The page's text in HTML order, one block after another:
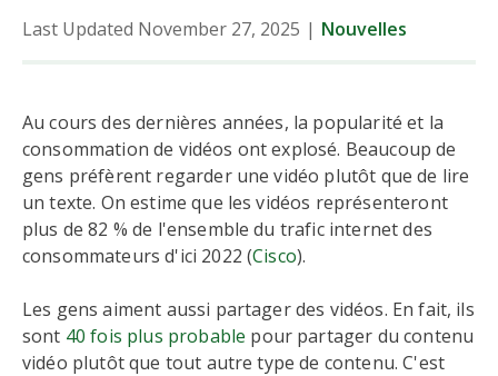
Last Updated November 27, 2025 | Nouvelles
Au cours des dernières années, la popularité et la
consommation de vidéos ont explosé. Beaucoup de
gens préfèrent regarder une vidéo plutôt que de lire
un texte. On estime que les vidéos représenteront
plus de 82 % de l'ensemble du trafic internet des
consommateurs d'ici 2022 (Cisco).
Les gens aiment aussi partager des vidéos. En fait, ils
sont 40 fois plus probable pour partager du contenu
vidéo plutôt que tout autre type de contenu. C'est